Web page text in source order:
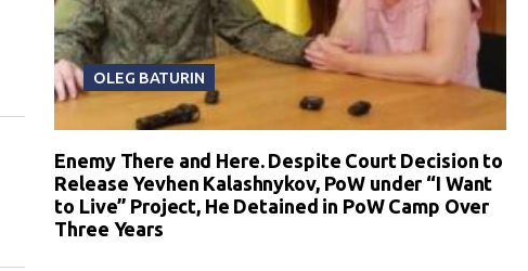
OLEG BATURIN
Enemy There and Here. Despite Court Decision to
Release Yevhen Kalashnykov, PoW under “I Want
to Live” Project, He Detained in PoW Camp Over
Three Years